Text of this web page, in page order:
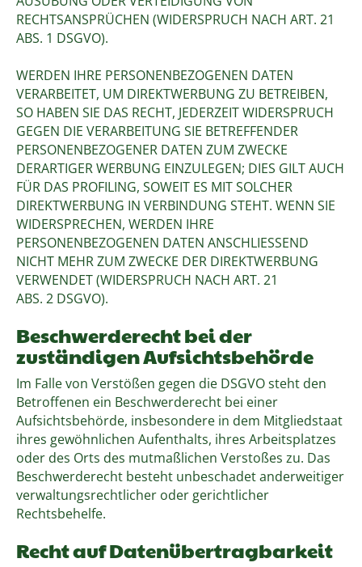
RECHTSANSPRÜCHEN (WIDERSPRUCH NACH ART. 21
ABS. 1 DSGVO).
WERDEN IHRE PERSONENBEZOGENEN DATEN
VERARBEITET, UM DIREKTWERBUNG ZU BETREIBEN,
SO HABEN SIE DAS RECHT, JEDERZEIT WIDERSPRUCH
GEGEN DIE VERARBEITUNG SIE BETREFFENDER
PERSONENBEZOGENER DATEN ZUM ZWECKE
DERARTIGER WERBUNG EINZULEGEN; DIES GILT AUCH
FÜR DAS PROFILING, SOWEIT ES MIT SOLCHER
DIREKTWERBUNG IN VERBINDUNG STEHT. WENN SIE
WIDERSPRECHEN, WERDEN IHRE
PERSONENBEZOGENEN DATEN ANSCHLIESSEND
NICHT MEHR ZUM ZWECKE DER DIREKTWERBUNG
VERWENDET (WIDERSPRUCH NACH ART. 21
ABS. 2 DSGVO).
Beschwerderecht bei der
zuständigen Aufsichtsbehörde
Im Falle von Verstößen gegen die DSGVO steht den
Betroffenen ein Beschwerderecht bei einer
Aufsichtsbehörde, insbesondere in dem Mitgliedstaat
ihres gewöhnlichen Aufenthalts, ihres Arbeitsplatzes
oder des Orts des mutmaßlichen Verstoßes zu. Das
Beschwerderecht besteht unbeschadet anderweitiger
verwaltungsrechtlicher oder gerichtlicher
Rechtsbehelfe.
Recht auf Datenübertragbarkeit